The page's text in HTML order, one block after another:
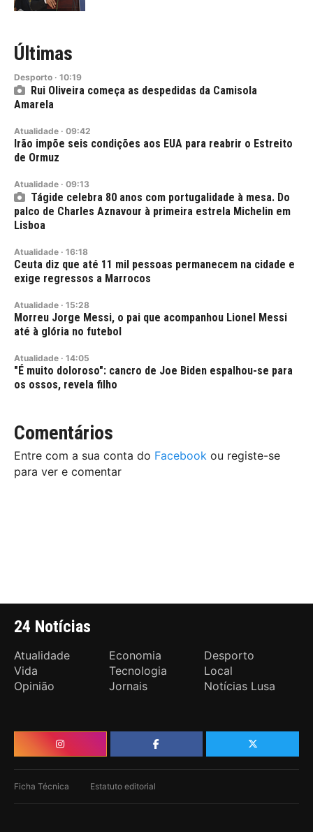
Últimas
Desporto · 10:19
Rui Oliveira começa as despedidas da Camisola
Amarela
Atualidade · 09:42
Irão impõe seis condições aos EUA para reabrir o Estreito
de Ormuz
Atualidade · 09:13
Tágide celebra 80 anos com portugalidade à mesa. Do
palco de Charles Aznavour à primeira estrela Michelin em
Lisboa
Atualidade · 16:18
Ceuta diz que até 11 mil pessoas permanecem na cidade e
exige regressos a Marrocos
Atualidade · 15:28
Morreu Jorge Messi, o pai que acompanhou Lionel Messi
até à glória no futebol
Atualidade · 14:05
"É muito doloroso": cancro de Joe Biden espalhou-se para
os ossos, revela filho
Comentários
Entre com a sua conta do Facebook ou registe-se
para ver e comentar
24 Notícias
Atualidade Economia
Desporto
Vida
Tecnologia
Local
Opinião
Jornais Notícias Lusa
Ficha Técnica Estatuto editorial